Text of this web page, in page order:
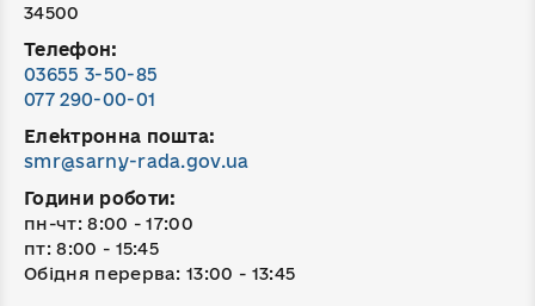
34500
Телефон:
03655 3-50-85
077 290-00-01
Електронна пошта:
smr@sarny-rada.gov.ua
Години роботи:
пн-чт: 8:00 - 17:00
пт: 8:00 - 15:45
Обідня перерва: 13:00 - 13:45